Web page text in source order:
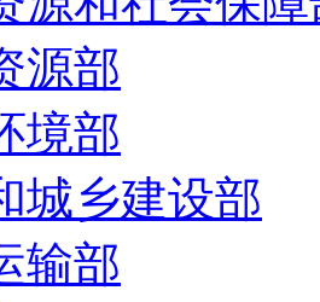
源部
境部
城乡建设部
输部